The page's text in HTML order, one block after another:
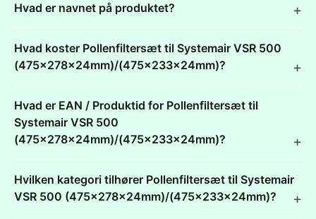
Hvad er navnet på produktet?
Hvad koster Pollenfiltersæt til Systemair VSR 500
(475x278x24mm)/(475x233x24mm)?
Hvad er EAN / Produktid for Pollenfiltersæt til
Systemair VSR 500
(475x278x24mm)/(475x233x24mm)?
Hvilken kategori tilhører Pollenfiltersæt til Systemair
VSR 500 (475x278x24mm)/(475x233x24mm)?